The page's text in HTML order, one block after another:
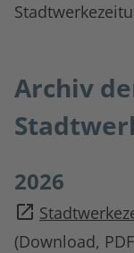
Archiv
2026
(Download,